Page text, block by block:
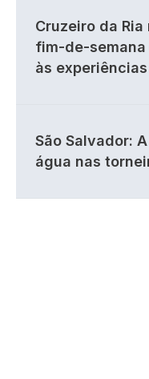
Cruzeiro da
fim-de-
às
São Salvador:
água nas